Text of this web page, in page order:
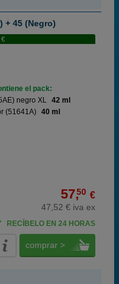
+ 45 (Negro)
€
el pack:
negro XL 42 ml
(51641A) 40 ml
57,50 €
47,52 € iva ex
RECÍBELO EN 24 HORAS
comprar >